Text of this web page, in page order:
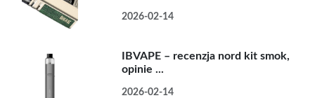
2026-02-14
IBVAPE – recenzja nord kit smok,
opinie ...
2026-02-14